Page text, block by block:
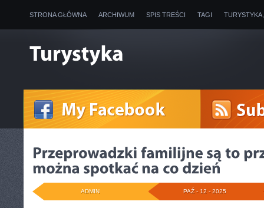
STRONA GŁÓWNA ARCHIWUM SPIS TREŚCI TAGI
PAŹ - 12 - 2025
ADMIN